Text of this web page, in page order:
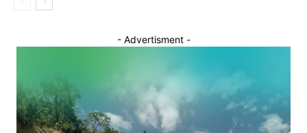
- Advertisment -